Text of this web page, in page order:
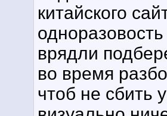
китайского
врядли
во время
чтоб не сбить